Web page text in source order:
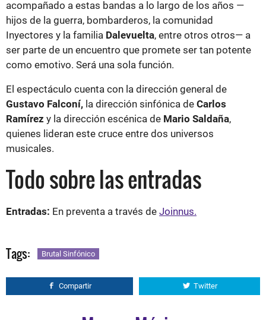
acompañado a estas bandas a lo largo de los años —
hijos de la guerra, bombarderos, la comunidad
Inyectores y la familia Dalevuelta, entre otros otros— a
ser parte de un encuentro que promete ser tan potente
como emotivo. Será una sola función.
El espectáculo cuenta con la dirección general de
Gustavo Falconí, la dirección sinfónica de Carlos
Ramírez y la dirección escénica de Mario Saldaña,
quienes lideran este cruce entre dos universos
musicales.
Todo sobre las entradas
Entradas: En preventa a través de Joinnus.
Tags: Brutal Sinfónico
Compartir Twitter